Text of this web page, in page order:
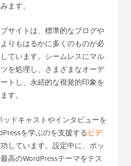
ます。
サイトは、標準的なブログや
りもはるかに多くのものが必
ています。シームレスにマル
を処理し、さまざまなオーデ
トし、永続的な視覚的印象を
す。
ッドキャストやインタビューを
を学ぶのを支援するビデ
しています。設定中に、ポッ
高のWordPressテーマをテス